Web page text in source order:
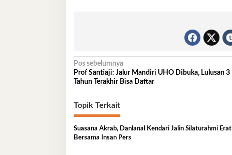
Navigasi
pos
Pos sebelumnya
Prof Santiaji: Jalur Mandiri UHO Dibuka, Lulusan 3
Tahun Terakhir Bisa Daftar
Topik Terkait
Suasana Akrab, Danlanal Kendari Jalin Silaturahmi Erat
Bersama Insan Pers